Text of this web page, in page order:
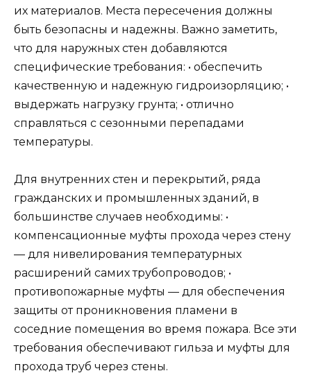
их материалов. Места пересечения должны
быть безопасны и надежны. Важно заметить,
что для наружных стен добавляются
специфические требования: • обеспечить
качественную и надежную гидроизорляцию; •
выдержать нагрузку грунта; • отлично
справляться с сезонными перепадами
температуры.
Для внутренних стен и перекрытий, ряда
гражданских и промышленных зданий, в
большинстве случаев необходимы: •
компенсационные муфты прохода через стену
— для нивелирования температурных
расширений самих трубопроводов; •
противопожарные муфты — для обеспечения
защиты от проникновения пламени в
соседние помещения во время пожара. Все эти
требования обеспечивают гильза и муфты для
прохода труб через стены.